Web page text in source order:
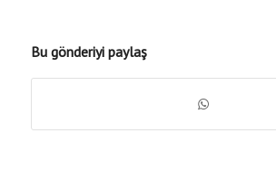
Bu gönderiyi paylaş